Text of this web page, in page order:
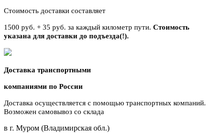
Стоимость доставки составляет
1500 руб. + 35 руб. за каждый километр пути. Стоимость
указана для доставки до подъезда(!).
Доставка транспортными
компаниями по России
Доставка осуществляется с помощью транспортных компаний.
Возможен самовывоз со склада
в г. Муром (Владимирская обл.)